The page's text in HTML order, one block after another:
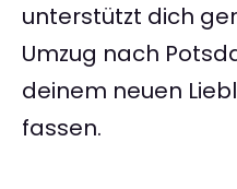
unterstützt dich
Umzug nach
deinem neuen
fassen.